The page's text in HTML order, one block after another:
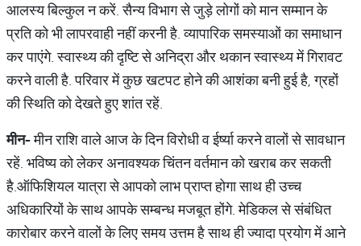
आलस्य बिल्कुल न करें. सैन्य विभाग से जुड़े लोगों को मान सम्मान के
प्रति को भी लापरवाही नहीं करनी है. व्यापारिक समस्याओं का समाधान
कर पाएंगे. स्वास्थ्य की दृष्टि से अनिद्रा और थकान स्वास्थ्य में गिरावट
करने वाली है. परिवार में कुछ खटपट होने की आशंका बनी हुई है, ग्रहों
की स्थिति को देखते हुए शांत रहें.
मीन-मीन राशि वाले आज के दिन विरोधी व ईर्ष्या करने वालों से सावधान
रहें. भविष्य को लेकर अनावश्यक चिंतन वर्तमान को खराब कर सकती
है.ऑफिशियल यात्रा से आपको लाभ प्राप्त होगा साथ ही उच्च
अधिकारियों के साथ आपके सम्बन्ध मजबूत होंगे. मेडिकल से संबंधित
कारोबार करने वालों के लिए समय उत्तम है साथ ही ज्यादा प्रयोग में आने